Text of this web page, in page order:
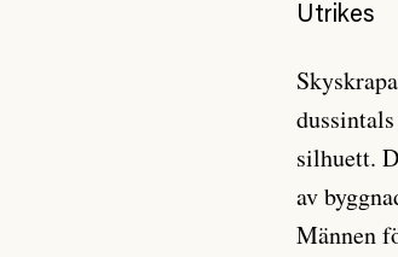
Utrikes
silhuett.
av
Männen